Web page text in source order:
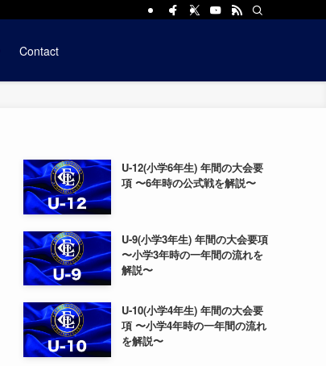
Contact
U-12(小学6年生) 年間の大会要
項 〜6年時の公式戦を解説〜
U-9(小学3年生) 年間の大会要項
〜小学3年時の一年間の流れを
解説〜
U-10(小学4年生) 年間の大会要
項 〜小学4年時の一年間の流れ
を解説〜